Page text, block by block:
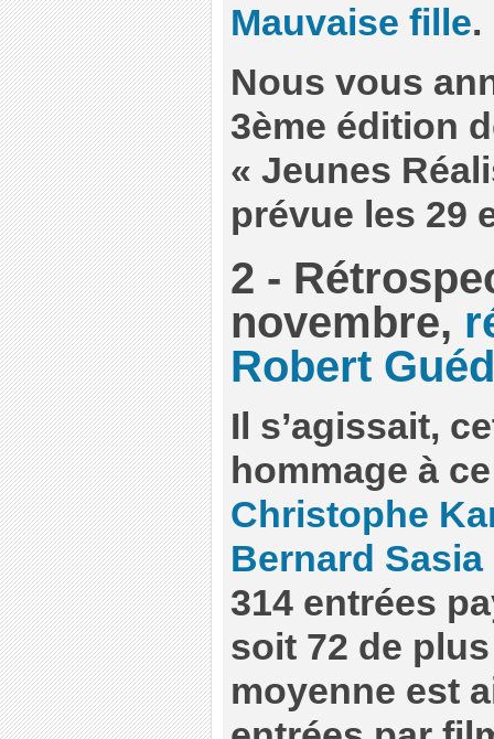
Mauvaise fille.
Nous vous
3ème édition
« Jeunes
prévue les 29
2 -
novembre,
Robert
Il s’agissait,
hommage à
Christophe
Bernard Sasia
314 entrées
soit 72 de plus
moyenne est